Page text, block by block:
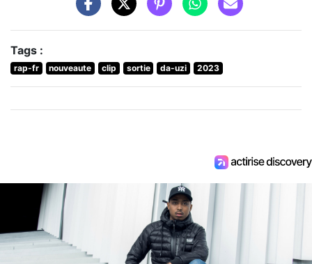
Tags :
rap-fr nouveaute clip sortie da-uzi 2023